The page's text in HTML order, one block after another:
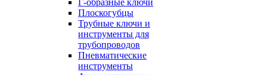
Г-образные ключи
Плоскогубцы
Трубные ключи и
инструменты для
трубопроводов
Пневматические
инструменты